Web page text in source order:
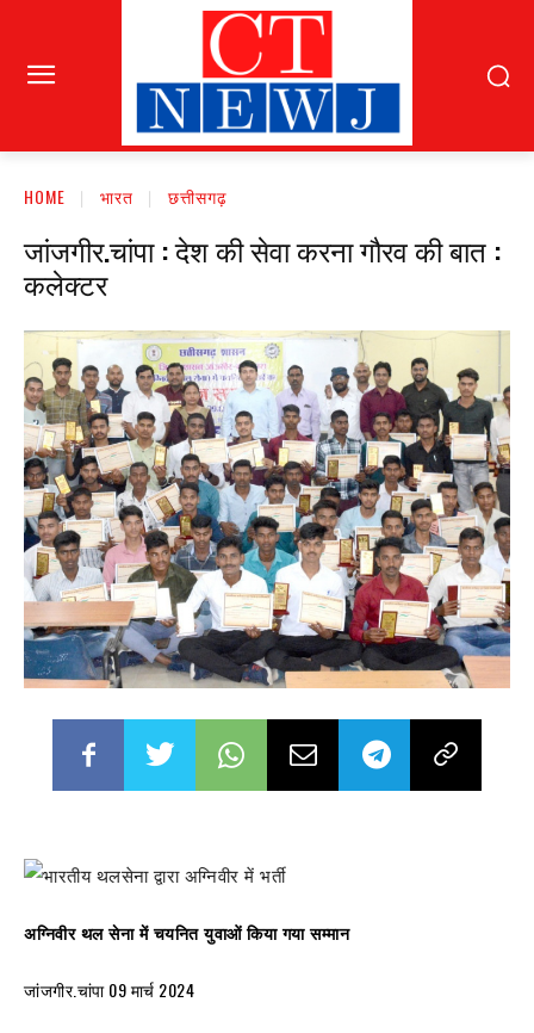
HOME भारत छत्तीसगढ़
जांजगीर.चांपा : देश की सेवा करना गौरव की बात :
कलेक्टर
अग्निवीर थल सेना में चयनित युवाओं किया गया सम्मान
जांजगीर.चांपा 09 मार्च 2024